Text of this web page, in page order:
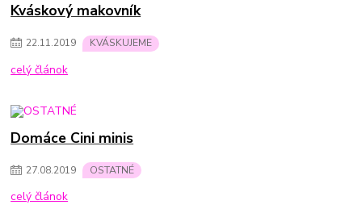
Kváskový makovník
22.11.2019 KVÁSKUJEME
celý článok
Domáce Cini minis
27.08.2019 OSTATNÉ
celý článok